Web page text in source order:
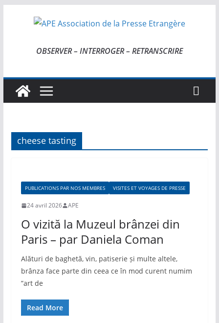
OBSERVER – INTERROGER – RETRANSCRIRE
cheese tasting
PUBLICATIONS PAR NOS MEMBRES VISITES ET VOYAGES DE PRESSE
24 avril 2026 APE
O vizită la Muzeul brânzei din
Paris – par Daniela Coman
Alături de baghetă, vin, patiserie și multe altele,
brânza face parte din ceea ce în mod curent numim
”art de
Read More